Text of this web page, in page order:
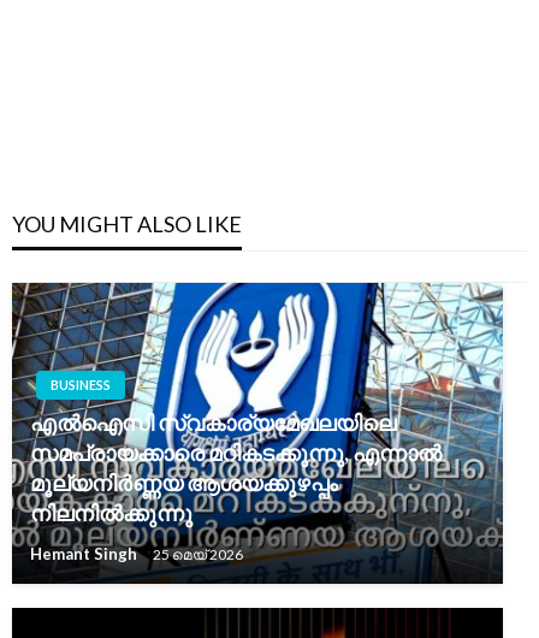
YOU MIGHT ALSO LIKE
BUSINESS
എൽഐസി സ്വകാര്യമേഖലയിലെ
സമപ്രായക്കാരെ മറികടക്കുന്നു, എന്നാൽ
മൂല്യനിർണ്ണയ ആശയക്കുഴപ്പം
നിലനിൽക്കുന്നു
Hemant Singh 25 മെയ്‌ 2026